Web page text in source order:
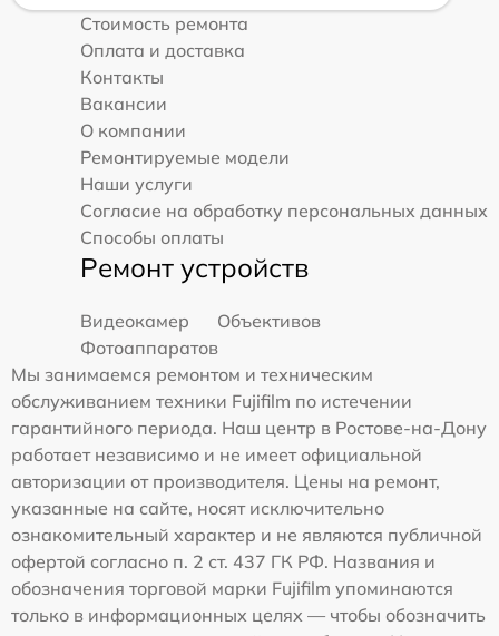
Стоимость ремонта
Оплата и доставка
Контакты
Вакансии
О компании
Ремонтируемые модели
Наши услуги
Согласие на обработку персональных данных
Способы оплаты
Ремонт устройств
Видеокамер
Объективов
Фотоаппаратов
Мы занимаемся ремонтом и техническим
обслуживанием техники Fujifilm по истечении
гарантийного периода. Наш центр в Ростове-на-Дону
работает независимо и не имеет официальной
авторизации от производителя. Цены на ремонт,
указанные на сайте, носят исключительно
ознакомительный характер и не являются публичной
офертой согласно п. 2 ст. 437 ГК РФ. Названия и
обозначения торговой марки Fujifilm упоминаются
только в информационных целях — чтобы обозначить